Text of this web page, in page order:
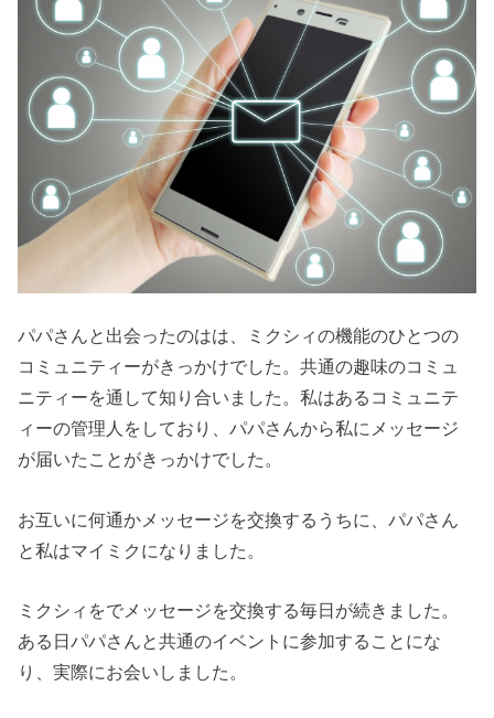
パパさんと出会ったのはは、ミクシィの機能のひとつの
コミュニティーがきっかけでした。共通の趣味のコミュ
ニティーを通して知り合いました。私はあるコミュニテ
ィーの管理人をしており、パパさんから私にメッセージ
が届いたことがきっかけでした。
お互いに何通かメッセージを交換するうちに、パパさん
と私はマイミクになりました。
ミクシィをでメッセージを交換する毎日が続きました。
ある日パパさんと共通のイベントに参加することにな
り、実際にお会いしました。